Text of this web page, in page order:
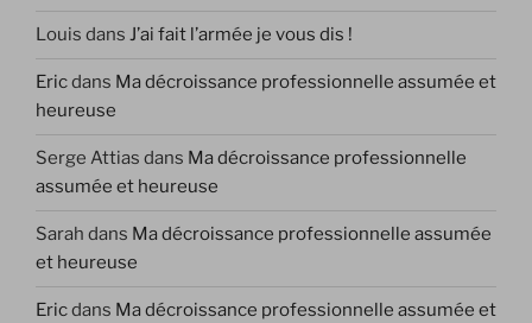
Louis dans J’ai fait l’armée je vous dis !
Ericdans Ma décroissance professionnelle assumée et
heureuse
Serge Attias dans Ma décroissance professionnelle
assumée et heureuse
Sarah dans Ma décroissance professionnelle assumée
et heureuse
Ericdans Ma décroissance professionnelle assumée et